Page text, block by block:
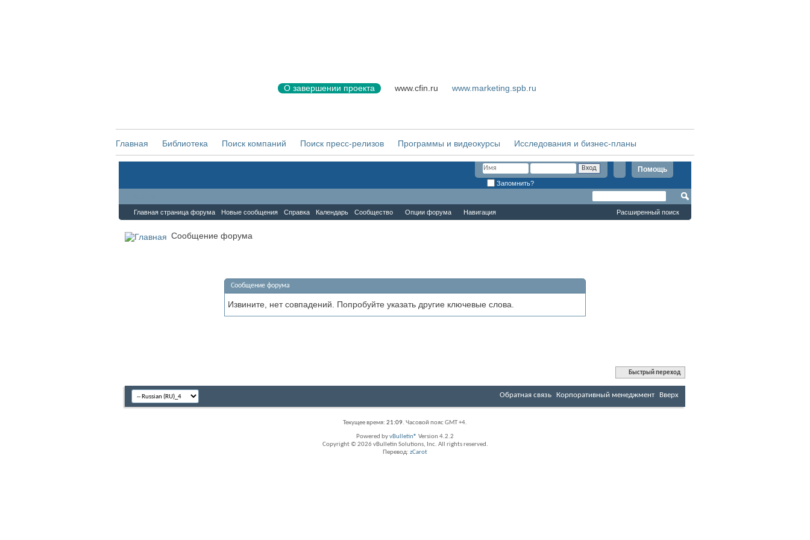
О завершении проекта www.cfin.ru www.marketing.spb.ru
Главная Библиотека Поиск компаний Поиск пресс-релизов Программы и видеокурсы Исследования и бизнес-планы
Помощь
Запомнить?
Главная страница форума Новые сообщения Справка Календарь Сообщество Опции форума Навигация Расширенный поиск
Сообщение форума
Сообщение форума
Извините, нет совпадений. Попробуйте указать другие ключевые слова.
Быстрый переход
Обратная связь Корпоративный менеджмент Вверх
Текущее время: 21:09. Часовой пояс GMT +4.
Powered byvBulletin® Version 4.2.2
Copyright © 2026 vBulletin Solutions, Inc. All rights reserved.
Перевод: zCarot